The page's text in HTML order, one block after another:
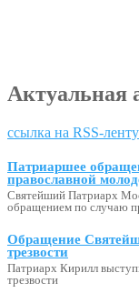
Актуальная
ссылка на RSS-ленту
Патриаршее
православной
Святейший Патриарх
обращением по случаю
Обращение
трезвости
Патриарх Кирилл
трезвости